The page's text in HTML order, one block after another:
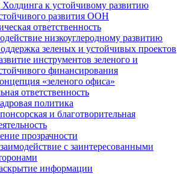
к устойчивому развитию
развития ООН
ответственность
низкоуглеродному развитию
зеленых и устойчивых проектов
инструментов зеленого и
финансирования
«зеленого офиса»
ответственность
политика
и благотворительная
прозрачности
с заинтересованными
информации